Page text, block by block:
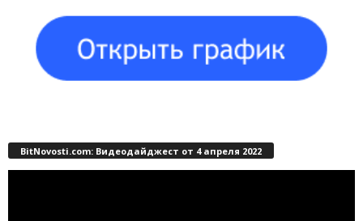
BitNovosti.com: Видеодайджест от 4 апреля 2022